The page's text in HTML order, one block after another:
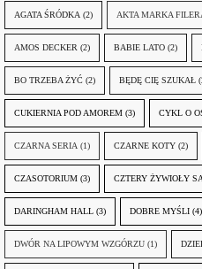
AGATA ŚRÓDKA (2) AKTA MARKA
AMOS DECKER (2) BABIE LATO (2)
BO TRZEBA ŻYĆ (2) BĘDĘ CIĘ SZUKAŁ
CUKIERNIA POD AMOREM (3) CYKL O
CZARNA SERIA (1) CZARNE KOTY (2)
CZASOTORIUM (3) CZTERY ŻYWIOŁY
DARINGHAM HALL (3) DOBRE MYŚLI (4)
DWÓR NA LIPOWYM WZGÓRZU (1)